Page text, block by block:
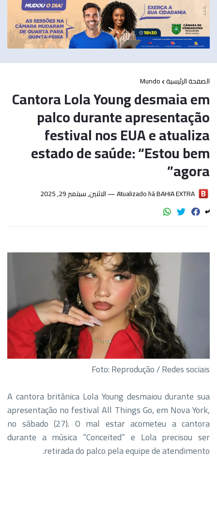
الصفحة الرئيسية Mundo
Cantora Lola Young desmaia em
palco durante apresentação
festival nos EUA e atualiza
estado de saúde: “Estou bem
agora”
BAHIA EXTRA
Atualizado há — الاثنين, سبتمبر 29, 2025
Foto: Reprodução / Redes sociais
A cantora britânica Lola Young desmaiou durante sua
apresentação no festival All Things Go, em Nova York,
no sábado (27). O mal estar acometeu a cantora
durante a música “Conceited” e Lola precisou ser
retirada do palco pela equipe de atendimento.